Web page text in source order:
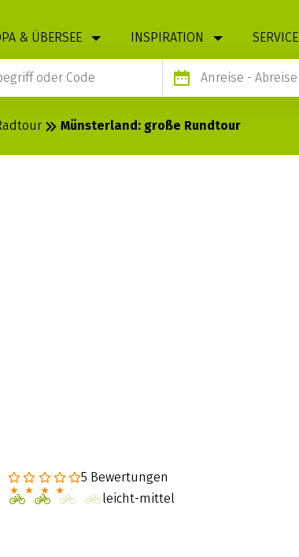
& ÜBERSEE INSPIRATION SERVICE
Anreise - Abreise
Münsterland: große Rundtour
5 Bewertungen
leicht-mittel